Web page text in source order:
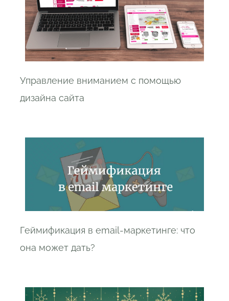
Управление вниманием с помощью
дизайна сайта
Геймификация в email-маркетинге: что
она может дать?